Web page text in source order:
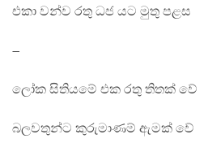
එකා වන්ව රතු ධජ යට මුතු පළස
–
ලෝක සිතියමේ එක රතු තිතක් වේ
බලවතුන්ට කුරුමාණම් ඇමක් වේ